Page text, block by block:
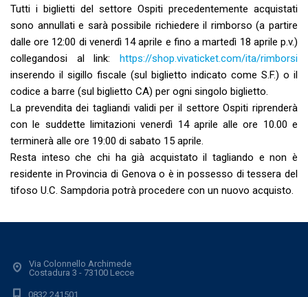
Tutti i biglietti del settore Ospiti precedentemente acquistati
sono annullati e sarà possibile richiedere il rimborso (a partire
dalle ore 12:00 di venerdì 14 aprile e fino a martedì 18 aprile p.v.)
collegandosi al link:
https://shop.vivaticket.com/ita/rimborsi
inserendo il sigillo fiscale (sul biglietto indicato come S.F.) o il
codice a barre (sul biglietto CA) per ogni singolo biglietto.
La prevendita dei tagliandi validi per il settore Ospiti riprenderà
con le suddette limitazioni venerdì 14 aprile alle ore 10.00 e
terminerà alle ore 19:00 di sabato 15 aprile.
Resta inteso che chi ha già acquistato il tagliando e non è
residente in Provincia di Genova o è in possesso di tessera del
tifoso U.C. Sampdoria potrà procedere con un nuovo acquisto.
Via Colonnello Archimede
Costadura 3 - 73100 Lecce
0832.241501